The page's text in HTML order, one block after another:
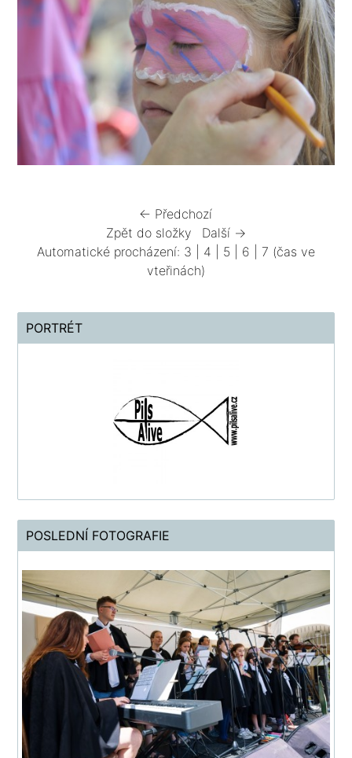
← Předchozí
Zpět do složky
Další →
Automatické procházení: 3 4 5 6 7 (čas ve
vteřinách)
PORTRÉT
POSLEDNÍ FOTOGRAFIE